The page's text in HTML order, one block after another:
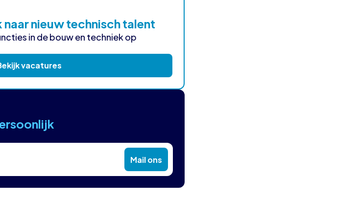
nieuw technisch talent
in de bouw en techniek op
vacatures
Mail ons